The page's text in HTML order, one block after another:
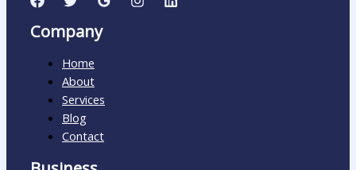
Company
Home
About
Services
Blog
Contact